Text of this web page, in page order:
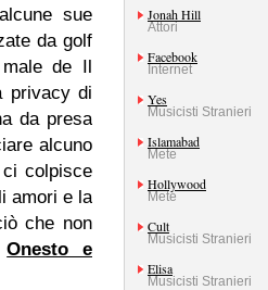
sue
da golf
de Il
privacy di
da presa
alcuno
colpisce
amori e la
che non
Onesto e
Jonah Hill
Attori
Facebook
Internet
Yes
Musicisti Stranieri
Islamabad
Mete
Hollywood
Mete
Cult
Musicisti Stranieri
Elisa
Musicisti Stranieri